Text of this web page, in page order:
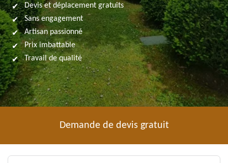
Devis et déplacement gratuits
Sans engagement
Artisan passionné
Prix imbattable
Travail de qualité
Demande de devis gratuit